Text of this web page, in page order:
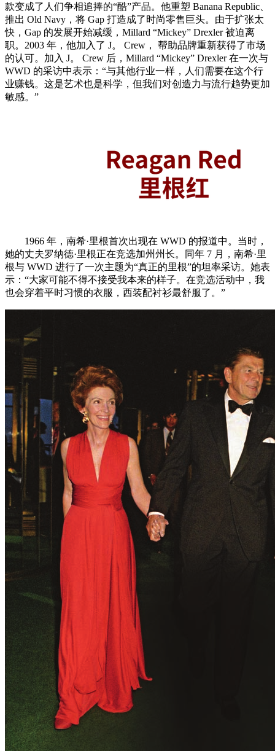
款变成了人们争相追捧的“酷”产品。他重塑 Banana Republic、
推出 Old Navy，将 Gap 打造成了时尚零售巨头。由于扩张太
快，Gap 的发展开始减缓，Millard “Mickey” Drexler 被迫离
职。2003 年，他加入了 J。 Crew， 帮助品牌重新获得了市场
的认可。加入 J。 Crew 后，Millard “Mickey” Drexler 在一次与
WWD 的采访中表示：“与其他行业一样，人们需要在这个行
业赚钱。这是艺术也是科学，但我们对创造力与流行趋势更加
敏感。”
1966 年，南希·里根首次出现在 WWD 的报道中。当时，
她的丈夫罗纳德·里根正在竞选加州州长。同年 7 月，南希·里
根与 WWD 进行了一次主题为“真正的里根”的坦率采访。她表
示：“大家可能不得不接受我本来的样子。在竞选活动中，我
也会穿着平时习惯的衣服，西装配衬衫最舒服了。”